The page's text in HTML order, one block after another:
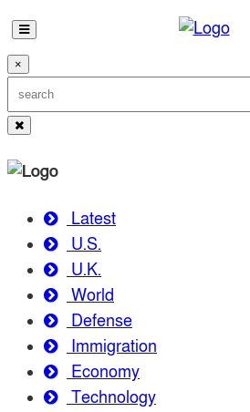
×
Latest
U.S.
U.K.
World
Defense
Immigration
Economy
Technology